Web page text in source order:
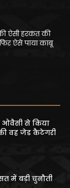
ऐसी हरकत की
ऐसे पाया काबू
ओवैसी से किया
वह जेड कैटेगरी
में बड़ी चुनौती